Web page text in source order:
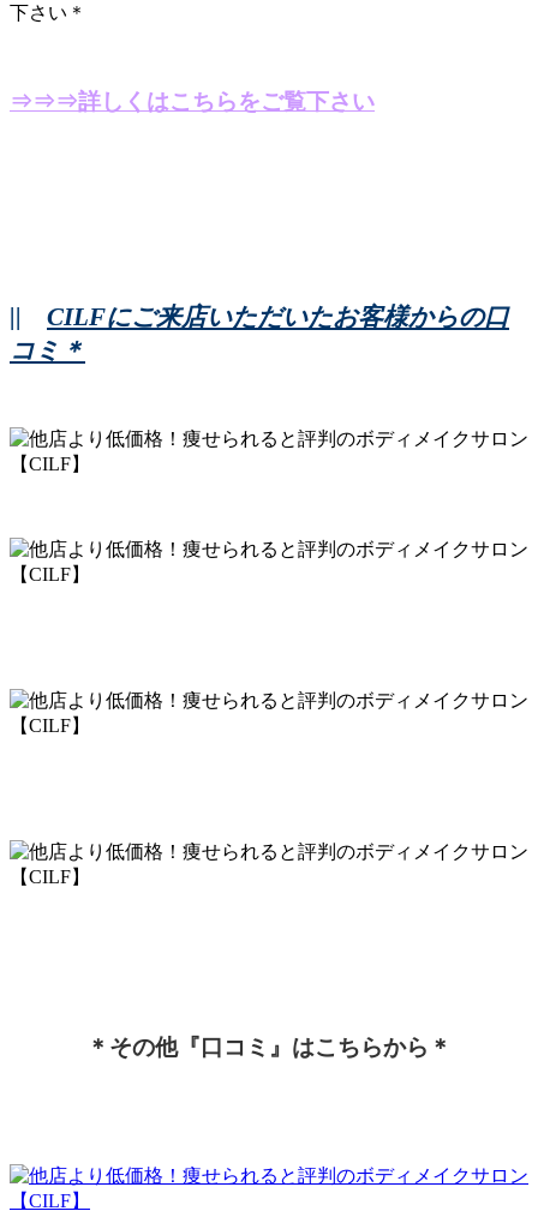
下さい＊
⇒⇒⇒詳しくはこちらをご覧下さい
|| CILFにご来店いただいたお客様からの口
コミ＊
＊その他『口コミ』はこちらから＊